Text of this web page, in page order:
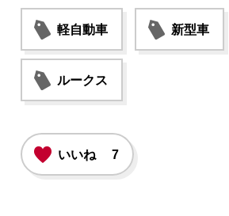
軽自動車 新型車
ルークス
いいね 7